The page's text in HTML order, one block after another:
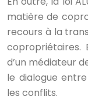
matière de
recours à la
copropriétaires.
d’un médiateur
le dialogue
les conflits.